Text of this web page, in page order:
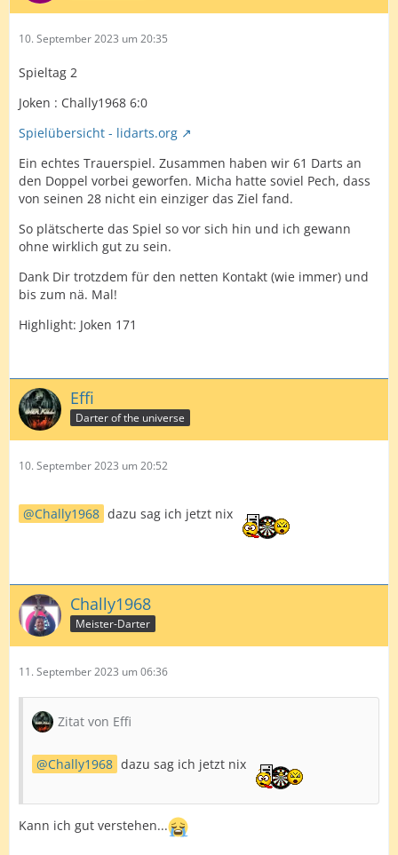
10. September 2023 um 20:35
Spieltag 2
Joken : Chally1968 6:0
Spielübersicht - lidarts.org
Ein echtes Trauerspiel. Zusammen haben wir 61 Darts an
den Doppel vorbei geworfen. Micha hatte soviel Pech, dass
von seinen 28 nicht ein einziger das Ziel fand.
So plätscherte das Spiel so vor sich hin und ich gewann
ohne wirklich gut zu sein.
Dank Dir trotzdem für den netten Kontakt (wie immer) und
bis zum nä. Mal!
Highlight: Joken 171
Effi
Darter of the universe
10. September 2023 um 20:52
Chally1968 dazu sag ich jetzt nix
Chally1968
Meister-Darter
11. September 2023 um 06:36
Zitat von Effi
Chally1968 dazu sag ich jetzt nix
Kann ich gut verstehen...